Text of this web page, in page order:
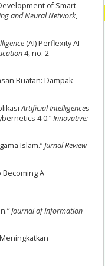
of Smart
and Neural Network,
(AI) Perflexity AI
4, no. 2
Buatan: Dampak
Artificial Intelligences
4.0.”Innovative:
Islam.”Jurnal Review
Becoming A
Journal of Information